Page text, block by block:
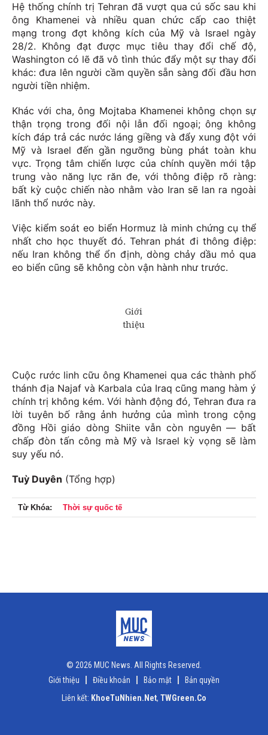
Hệ thống chính trị Tehran đã vượt qua cú sốc sau khi
ông Khamenei và nhiều quan chức cấp cao thiệt
mạng trong đợt không kích của Mỹ và Israel ngày
28/2. Không đạt được mục tiêu thay đổi chế độ,
Washington có lẽ đã vô tình thúc đẩy một sự thay đổi
khác: đưa lên người cầm quyền sẵn sàng đối đầu hơn
người tiền nhiệm.
Khác với cha, ông Mojtaba Khamenei không chọn sự
thận trọng trong đối nội lẫn đối ngoại; ông không
kích đáp trả các nước láng giềng và đẩy xung đột với
Mỹ và Israel đến gần ngưỡng bùng phát toàn khu
vực. Trọng tâm chiến lược của chính quyền mới tập
trung vào năng lực răn đe, với thông điệp rõ ràng:
bất kỳ cuộc chiến nào nhằm vào Iran sẽ lan ra ngoài
lãnh thổ nước này.
Việc kiểm soát eo biển Hormuz là minh chứng cụ thể
nhất cho học thuyết đó. Tehran phát đi thông điệp:
nếu Iran không thể ổn định, dòng chảy dầu mỏ qua
eo biển cũng sẽ không còn vận hành như trước.
Cuộc rước linh cữu ông Khamenei qua các thành phố
thánh địa Najaf và Karbala của Iraq cũng mang hàm ý
chính trị không kém. Với hành động đó, Tehran đưa ra
lời tuyên bố rằng ảnh hưởng của mình trong cộng
đồng Hồi giáo dòng Shiite vẫn còn nguyên — bất
chấp đòn tấn công mà Mỹ và Israel kỳ vọng sẽ làm
suy yếu nó.
Tuỳ Duyên (Tổng hợp)
Từ Khóa: Thời sự quốc tế
© 2026 MUC News. All Rights Reserved.
Giới thiệu
Điều khoản Bảo mật
Bản quyền
Liên kết: KhoeTuNhien.Net, TWGreen.Co